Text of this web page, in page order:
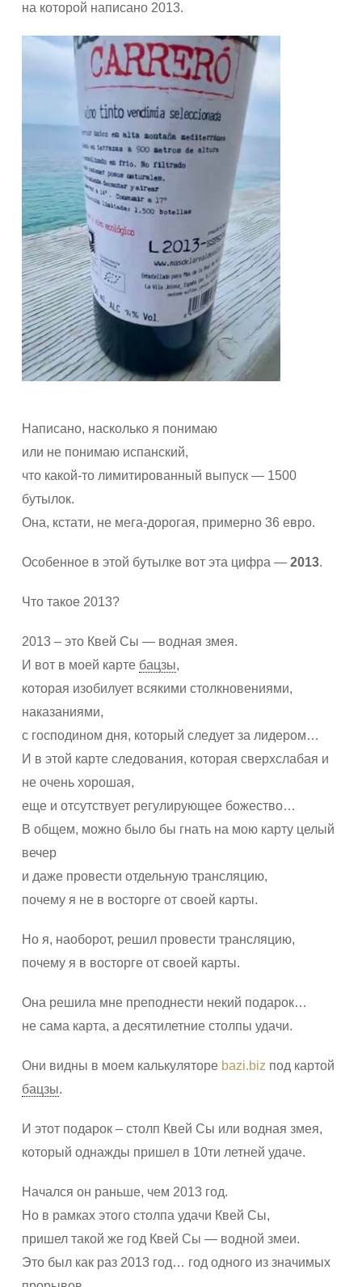
на которой написано 2013.
Написано, насколько я понимаю
или не понимаю испанский,
что какой-то лимитированный выпуск — 1500
бутылок.
Она, кстати, не мега-дорогая, примерно 36 евро.
Особенное в этой бутылке вот эта цифра — 2013.
Что такое 2013?
2013 – это Квей Сы — водная змея.
И вот в моей карте бацзы,
которая изобилует всякими столкновениями,
наказаниями,
с господином дня, который следует за лидером…
И в этой карте следования, которая сверхслабая и
не очень хорошая,
еще и отсутствует регулирующее божество…
В общем, можно было бы гнать на мою карту целый
вечер
и даже провести отдельную трансляцию,
почему я не в восторге от своей карты.
Но я, наоборот, решил провести трансляцию,
почему я в восторге от своей карты.
Она решила мне преподнести некий подарок…
не сама карта, а десятилетние столпы удачи.
Они видны в моем калькуляторе bazi.biz под картой
бацзы.
И этот подарок – столп Квей Сы или водная змея,
который однажды пришел в 10ти летней удаче.
Начался он раньше, чем 2013 год.
Но в рамках этого столпа удачи Квей Сы,
пришел такой же год Квей Сы — водной змеи.
Это был как раз 2013 год… год одного из значимых